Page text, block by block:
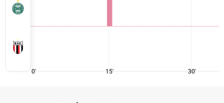
0' 15' 30'